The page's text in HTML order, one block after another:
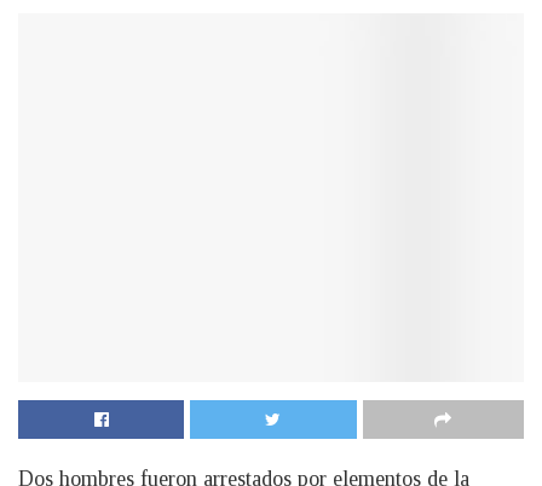
Dos hombres fueron arrestados por elementos de la